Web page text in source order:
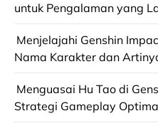
untuk Pengalaman yang
Menjelajahi Genshin
Nama Karakter dan
Menguasai Hu Tao di
Strategi Gameplay